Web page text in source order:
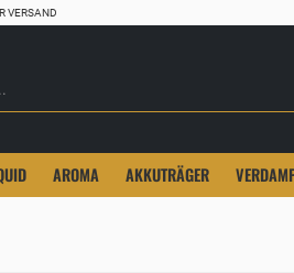
VERSAND
AROMA AKKUTRÄGER